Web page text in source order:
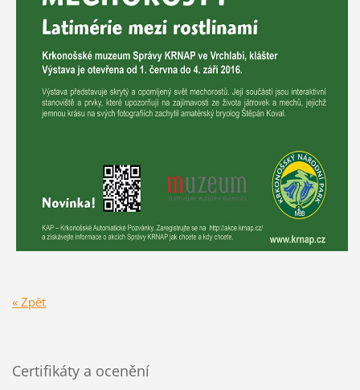
« Zpět
Certifikáty a ocenění